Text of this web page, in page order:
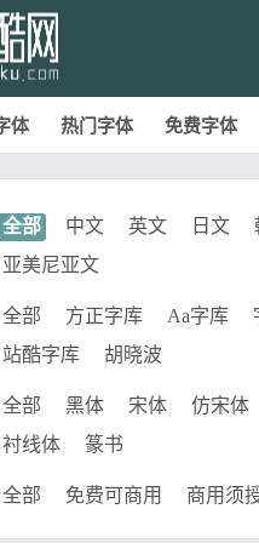
体 热门字体 免费字体
全部 中文 英文 日文
亚美尼亚文
全部 方正字库 Aa字库
站酷字库
胡晓波
全部 黑体 宋体
仿宋体
衬线体
篆书
全部 免费可商用 商用须